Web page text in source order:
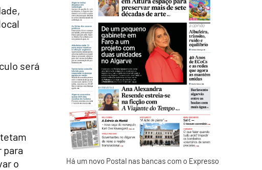
será
para
o
Há um novo Postal nas bancas com o Expresso